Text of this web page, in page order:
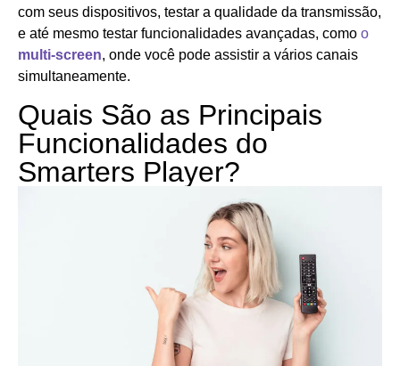
com seus dispositivos, testar a qualidade da transmissão,
e até mesmo testar funcionalidades avançadas, como o
multi-screen, onde você pode assistir a vários canais
simultaneamente.
Quais São as Principais
Funcionalidades do
Smarters Player?